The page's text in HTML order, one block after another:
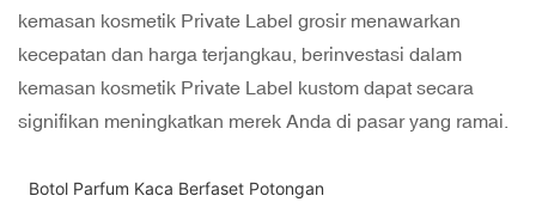
kemasan kosmetik Private Label grosir menawarkan
kecepatan dan harga terjangkau, berinvestasi dalam
kemasan kosmetik Private Label kustom dapat secara
signifikan meningkatkan merek Anda di pasar yang ramai.
Botol Parfum Kaca Berfaset Potongan